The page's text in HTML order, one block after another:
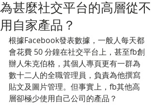
為甚麼社交平台的高層從不
用自家產品？
根據Facebook發表數據，一般人每天都
會花費 50 分鐘在社交平台上，甚至fb創
辦人朱克伯格，其個人專頁更有一群為
數十二人的全職管理員，負責為他撰寫
貼文及圖片管理。但事實上，fb其他高
層卻極少使用自己公司的產品？